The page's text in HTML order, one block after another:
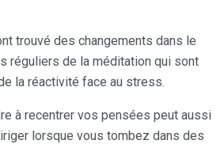
trouvé des changements dans le
réguliers de la méditation qui sont
la réactivité face au stress.
à recentrer vos pensées peut aussi
lorsque vous tombez dans des